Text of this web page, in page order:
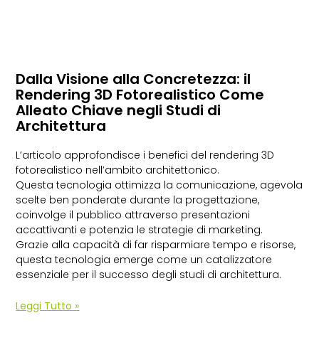
Dalla Visione alla Concretezza: il
Rendering 3D Fotorealistico Come
Alleato Chiave negli Studi di
Architettura
L’articolo approfondisce i benefici del rendering 3D
fotorealistico nell’ambito architettonico.
Questa tecnologia ottimizza la comunicazione, agevola
scelte ben ponderate durante la progettazione,
coinvolge il pubblico attraverso presentazioni
accattivanti e potenzia le strategie di marketing.
Grazie alla capacità di far risparmiare tempo e risorse,
questa tecnologia emerge come un catalizzatore
essenziale per il successo degli studi di architettura.
Leggi Tutto »